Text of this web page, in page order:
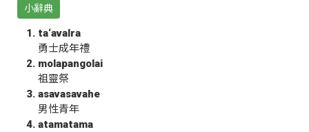
小辭典
ta‘avalra
勇士成年禮
molapangolai
祖靈祭
asavasavahe
男性青年
atamatama